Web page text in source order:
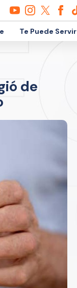
Te Puede Servir
de